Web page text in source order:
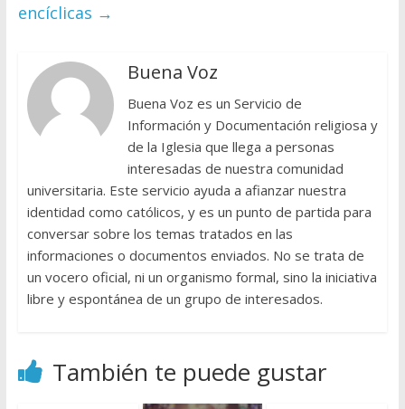
encíclicas →
Buena Voz
Buena Voz es un Servicio de
Información y Documentación religiosa y
de la Iglesia que llega a personas
interesadas de nuestra comunidad
universitaria. Este servicio ayuda a afianzar nuestra
identidad como católicos, y es un punto de partida para
conversar sobre los temas tratados en las
informaciones o documentos enviados. No se trata de
un vocero oficial, ni un organismo formal, sino la iniciativa
libre y espontánea de un grupo de interesados.
También te puede gustar